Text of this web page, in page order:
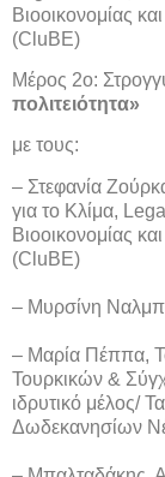
Bιοοικονομίας
(CluBE)
Μέρος 2ο:
πολιτειότητα»
με τους:
– Στεφανία
για το Κλίμα,
Bιοοικονομίας
(CluBE)
– Μυρσίνη
– Μαρία Πέππα,
Τουρκικών &
ιδρυτικό μέλος/
Δωδεκανησίων